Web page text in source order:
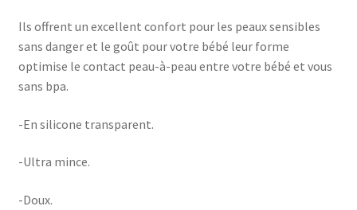
Ils offrent un excellent confort pour les peaux sensibles
sans danger et le goût pour votre bébé leur forme
optimise le contact peau-à-peau entre votre bébé et vous
sans bpa.
-En silicone transparent.
-Ultra mince.
-Doux.